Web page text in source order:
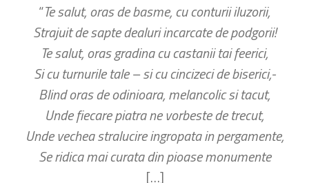
“Te salut, oras de basme, cu conturii iluzorii,
Strajuit de sapte dealuri incarcate de podgorii!
Te salut, oras gradina cu castanii tai feerici,
Si cu turnurile tale – si cu cincizeci de biserici,-
Blind oras de odinioara, melancolic si tacut,
Unde fiecare piatra ne vorbeste de trecut,
Unde vechea stralucire ingropata in pergamente,
Se ridica mai curata din pioase monumente
[…]